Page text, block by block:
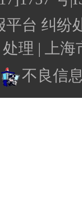
平台 纠纷
处理 |
上
不良信